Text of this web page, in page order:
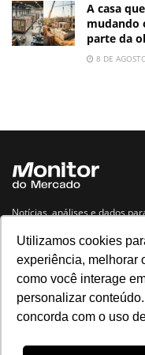
Utilizamos cookies
experiência, melhorar
como você interage
personalizar
concorda com o uso
A casa
mudando
parte da
8 DE
Notícias, análises e dados
Navegue no site
Últimas notícias Quem
Política de privacidade